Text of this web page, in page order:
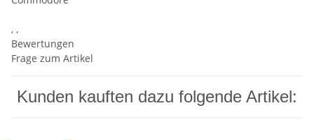
, ,
Bewertungen
Frage zum Artikel
Kunden kauften dazu folgende Artikel: